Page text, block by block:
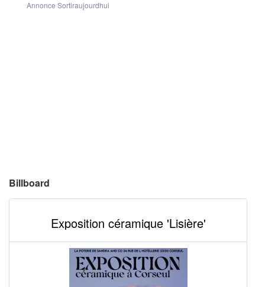
Annonce Sortiraujourdhui
Billboard
Exposition céramique 'Lisière'